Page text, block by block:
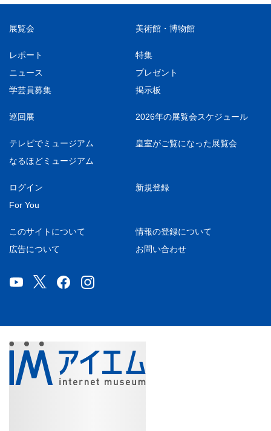
展覧会 美術館・博物館
レポート
特集
ニュース
プレゼント
学芸員募集
掲示板
巡回展 2026年の展覧会スケジュール
テレビでミュージアム
皇室がご覧になった展覧会
なるほどミュージアム
ログイン
新規登録
For You
このサイトについて
情報の登録について
広告について
お問い合わせ